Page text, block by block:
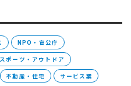
NPO・官公庁
スポーツ・アウトドア
不動産・住宅 サービス業